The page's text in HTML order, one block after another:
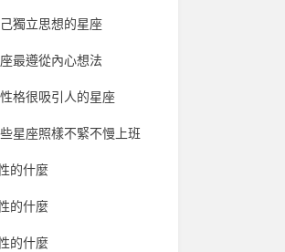
獨立思想的星座
最遵從內心想法
格很吸引人的星座
星座照樣不緊不慢上班
的什麼
的什麼
的什麼